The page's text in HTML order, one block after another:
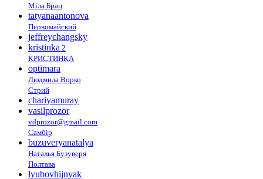
Міла Брац
tatyanaantonova
Первомайский
jeffreychangsky
kristinka 2
КРИСТИНКА
optimara
Людмила Ворко
Стрий
chariyamuray
vasilprozor
vdprozor@gmail.com
Самбір
buzuveryanatalya
Наталья Бузуверя
Полтава
lyubovhijnyak